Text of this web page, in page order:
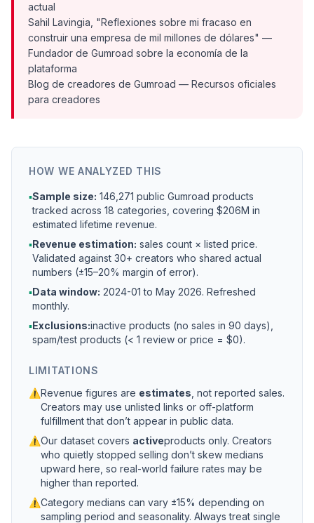
actual
Sahil Lavingia, "Reflexiones sobre mi fracaso en
construir una empresa de mil millones de dólares" —
Fundador de Gumroad sobre la economía de la
plataforma
Blog de creadores de Gumroad — Recursos oficiales
para creadores
HOW WE ANALYZED THIS
▪Sample size: 146,271 public Gumroad products
tracked across 18 categories, covering $206M in
estimated lifetime revenue.
▪Revenue estimation: sales count × listed price.
Validated against 30+ creators who shared actual
numbers (±15–20% margin of error).
▪Data window: 2024-01 to May 2026. Refreshed
monthly.
▪Exclusions:inactive products (no sales in 90 days),
spam/test products (< 1 review or price = $0).
LIMITATIONS
⚠Revenue figures are estimates , not reported sales.
Creators may use unlisted links or off-platform
fulfillment that don’t appear in public data.
⚠Our dataset covers activeproducts only. Creators
who quietly stopped selling don’t skew medians
upward here, so real-world failure rates may be
higher than reported.
⚠Category medians can vary ±15% depending on
sampling period and seasonality. Always treat single